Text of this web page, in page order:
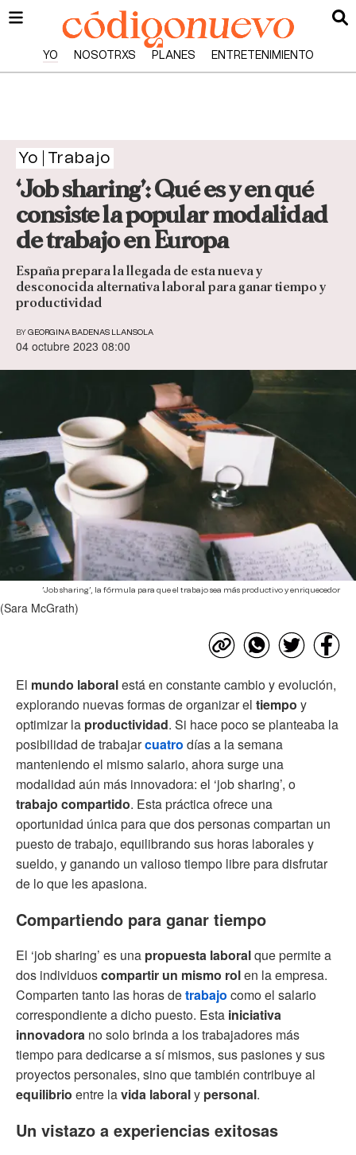
YO NOSOTRXS PLANES ENTRETENIMIENTO
Yo Trabajo
‘Job sharing’: Qué es y en qué
consiste la popular modalidad
de trabajo en Europa
España prepara la llegada de esta nueva y
desconocida alternativa laboral para ganar tiempo y
productividad
BY GEORGINA BADENAS LLANSOLA
04 octubre 2023 08:00
’Job sharing’, la fórmula para que el trabajo sea más productivo y enriquecedor
(Sara McGrath)
El mundo laboralestá en constante cambio y evolución,
explorando nuevas formas de organizar el tiempo y
optimizar la productividad. Si hace poco se planteaba la
posibilidad de trabajarcuatro días a la semana
manteniendo el mismo salario, ahora surge una
modalidad aún más innovadora: el ‘job sharing’, o
trabajo compartido. Esta práctica ofrece una
oportunidad única para que dos personas compartan un
puesto de trabajo, equilibrando sus horas laborales y
sueldo, y ganando un valioso tiempo libre para disfrutar
de lo que les apasiona.
Compartiendo para ganar tiempo
El ‘job sharing’ es una propuesta laboralque permite a
dos individuoscompartir un mismo rolen la empresa.
Comparten tanto las horas detrabajo como el salario
correspondiente a dicho puesto. Esta iniciativa
innovadora no solo brinda a los trabajadores más
tiempo para dedicarse a sí mismos, sus pasiones y sus
proyectos personales, sino que también contribuye al
equilibrio entre lavida laboraly personal.
Un vistazo a experiencias exitosas